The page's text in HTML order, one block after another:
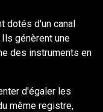
dotés d'un canal
génèrent une
des instruments en
d'égaler les
même registre,